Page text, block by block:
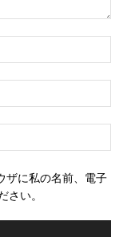
前
メ
ー
ェ
ザに私の名前、電子
さい。